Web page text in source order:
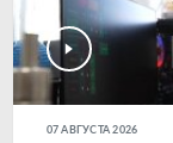
07 АВГУСТА 2026